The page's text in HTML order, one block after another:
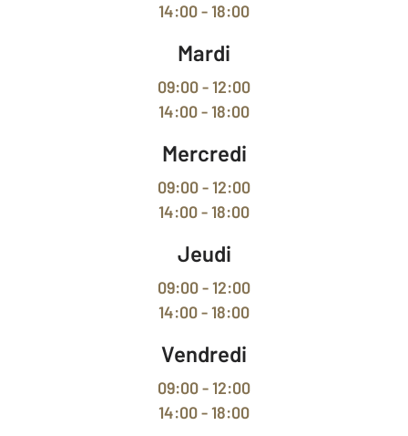
14:00 - 18:00
Mardi
09:00 - 12:00
14:00 - 18:00
Mercredi
09:00 - 12:00
14:00 - 18:00
Jeudi
09:00 - 12:00
14:00 - 18:00
Vendredi
09:00 - 12:00
14:00 - 18:00